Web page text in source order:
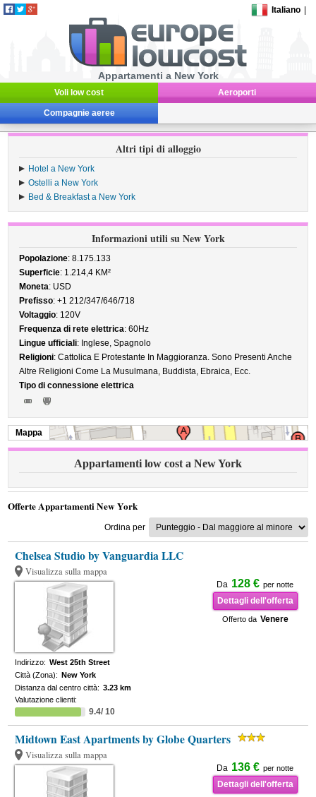
Italiano
Appartamenti a New York
Voli low cost Aeroporti
Compagnie aeree
Altri tipi di alloggio
Hotel a New York
Ostelli a New York
Bed & Breakfast a New York
Informazioni utili su New York
Popolazione: 8.175.133
Superficie: 1.214,4 KM²
Moneta: USD
Prefisso: +1 212/347/646/718
Voltaggio: 120V
Frequenza di rete elettrica: 60Hz
Lingue ufficiali: Inglese, Spagnolo
Religioni: Cattolica E Protestante In Maggioranza. Sono Presenti Anche
Altre Religioni Come La Musulmana, Buddista, Ebraica, Ecc.
Tipo di connessione elettrica
Mappa
Appartamenti low cost a New York
Offerte Appartamenti New York
Ordina per
Chelsea Studio by Vanguardia LLC
Visualizza sulla mappa
Da 128 € per notte
Dettagli dell'offerta
Offerto da Venere
Indirizzo: West 25th Street
Città (Zona): New York
Distanza dal centro città: 3.23 km
Valutazione clienti:
9.4/ 10
Midtown East Apartments by Globe Quarters
Visualizza sulla mappa
Da 136 € per notte
Dettagli dell'offerta